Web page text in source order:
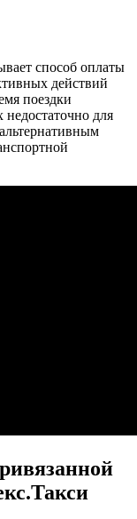
способ оплаты
действий
поездки
недостаточно для